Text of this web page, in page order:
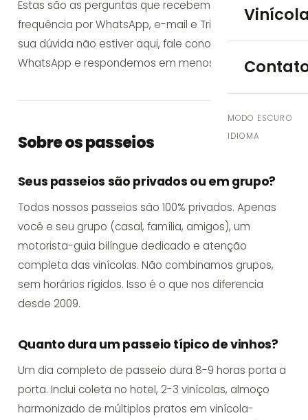
Alta
City Tour
Blending
Eventos
MODO ESCURO
IDIOMA
Estas são as perguntas que recebemos com mais
frequência por WhatsApp, e-mail e TripAdvisor. Se
sua dúvida não estiver aqui, fale conosco no
WhatsApp e respondemos em menos de 24h.
Sobre os passeios
Seus passeios são privados ou em grupo?
Todos nossos passeios são 100% privados. Apenas
você e seu grupo (casal, família, amigos), um
motorista-guia bilíngue dedicado e atenção
completa das vinícolas. Não combinamos grupos,
sem horários rígidos. Isso é o que nos diferencia
desde 2009.
Quanto dura um passeio típico de vinhos?
Um dia completo de passeio dura 8-9 horas porta a
porta. Inclui coleta no hotel, 2-3 vinícolas, almoço
harmonizado de múltiplos pratos em vinícola-